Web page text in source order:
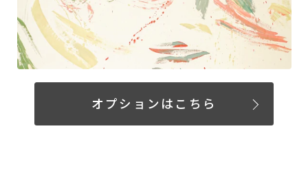
オプションはこちら